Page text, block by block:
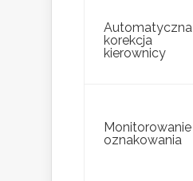
Automatyczna
korekcja
kierownicy
Monitorowanie
oznakowania